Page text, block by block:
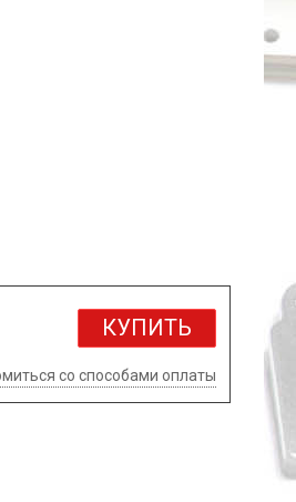
КУПИТЬ
со способами оплаты